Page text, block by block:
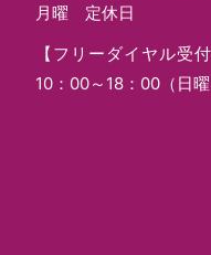
月曜 定休日
【フリーダイヤル受付
10：00～18：00（日